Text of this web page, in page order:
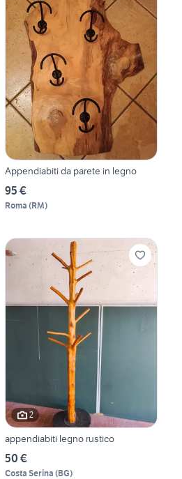
Appendiabiti da parete in legno
95 €
Roma (RM)
2
appendiabiti legno rustico
50 €
Costa Serina (BG)